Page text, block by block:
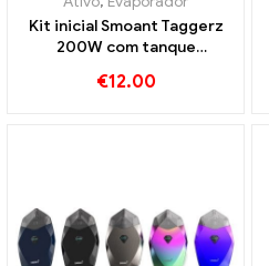
Kit inicial Smoant Taggerz
200W com tanque
cigarros atacado丨
€12.00